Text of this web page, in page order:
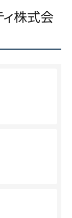
株式会